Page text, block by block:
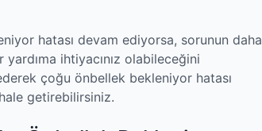
hatası devam ediyorsa, sorunun daha
ihtiyacınız olabileceğini
çoğu önbellek bekleniyor hatası
getirebilirsiniz.